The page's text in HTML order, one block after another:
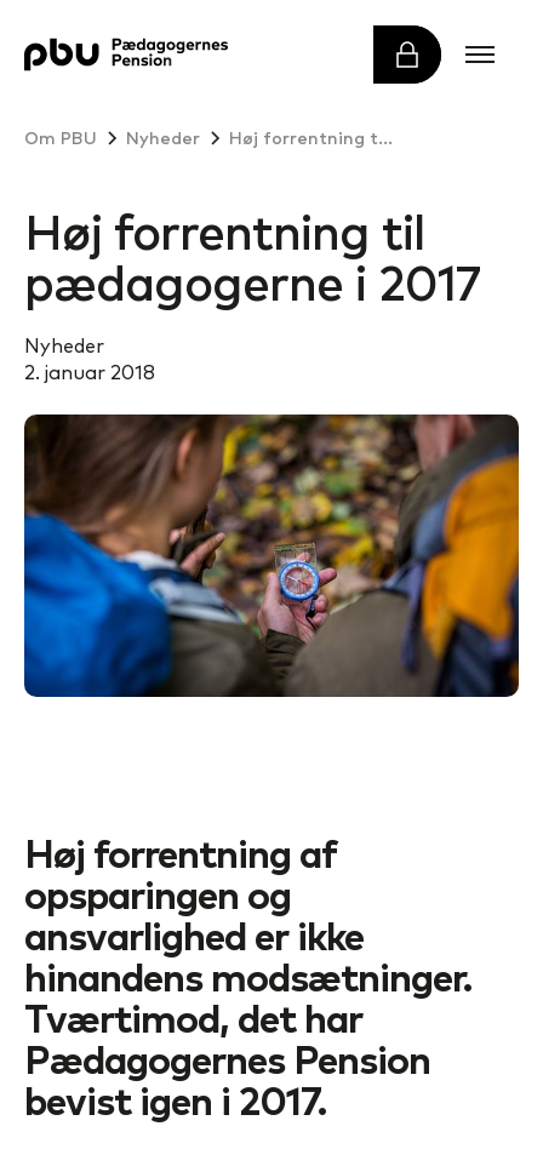
Om PBU Nyheder Høj forrentning til pædagogerne i 2017
Høj forrentning til
pædagogerne i 2017
Nyheder
2. januar 2018
Høj forrentning af
opsparingen og
ansvarlighed er ikke
hinandens modsætninger.
Tværtimod, det har
Pædagogernes Pension
bevist igen i 2017.